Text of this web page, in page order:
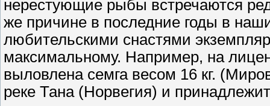
нерестующие рыбы встречаются
же причине в последние годы в
любительскими снастями
максимальному. Например, на
выловлена семга весом 16 кг.
реке Тана (Норвегия) и